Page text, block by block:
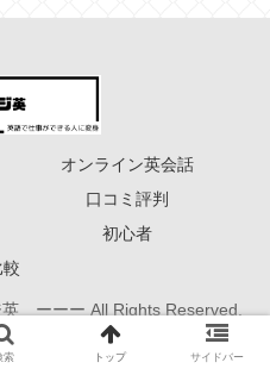
オンライン英会話
口コミ評判
初心者
較
ーーー All Rights Reserved.
索 トップ サイドバー